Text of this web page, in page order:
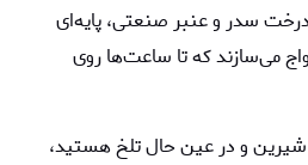
سدر و عنبر صنعتی، پایه‌ای
می‌سازند که تا ساعت‌ها روی
شیرین و در عین حال تلخ هستید،